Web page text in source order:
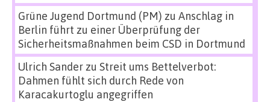
Grüne Jugend Dortmund (PM) zu Anschlag in
Berlin führt zu einer Überprüfung der
Sicherheitsmaßnahmen beim CSD in Dortmund
Ulrich Sanderzu Streit ums Bettelverbot:
Dahmen fühlt sich durch Rede von
Karacakurtoglu angegriffen